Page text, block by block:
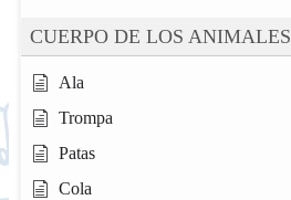
CUERPO DE LOS ANIMALES
Ala
Trompa
Patas
Cola